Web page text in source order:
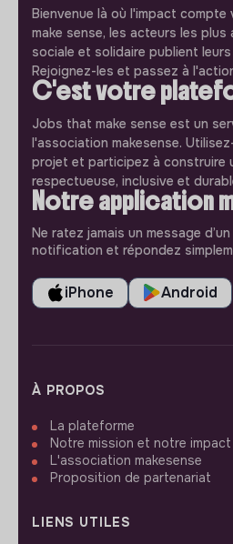
Bienvenue là où l'impact
make sense, les acteurs les plus
sociale et solidaire publient
Rejoignez-les et passez à
C'est votre
Jobs that make sense est un
l'association makesense.
projet et participez à construire
respectueuse, inclusive et
Notre application
Ne ratez jamais un message
notification et répondez
iPhone Android
À PROPOS
La plateforme
Notre mission et notre impact
L'association makesense
Proposition de partenariat
LIENS UTILES